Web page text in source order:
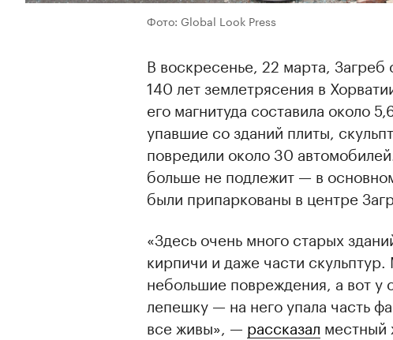
Фото: Global Look Press
В воскресенье, 22 марта,
140 лет землетрясения в
его магнитуда составила около
упавшие со зданий плиты,
повредили около 30
больше не подлежит — в
были припаркованы в центре
«Здесь очень много старых
кирпичи и даже части
небольшие повреждения, а вот у
лепешку — на него упала часть
все живы», — рассказал местный